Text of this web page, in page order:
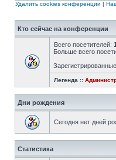
Удалить cookies конференции |
Кто сейчас на конференции
Всего посетителей:
Больше всего
Легенда ::
Дни рождения
Сегодня нет дней
Статистика